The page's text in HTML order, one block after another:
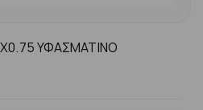
ΥΦΑΣΜΑΤΙΝΟ